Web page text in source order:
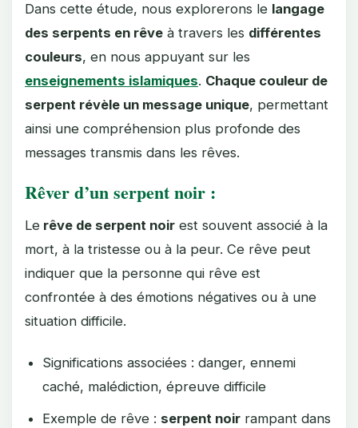
Dans cette étude, nous explorerons le langage
des serpents en rêve à travers les différentes
couleurs, en nous appuyant sur les
enseignements islamiques. Chaque couleur de
serpent révèle un message unique, permettant
ainsi une compréhension plus profonde des
messages transmis dans les rêves.
Rêver d’un serpent noir :
Le rêve de serpent noir est souvent associé à la
mort, à la tristesse ou à la peur. Ce rêve peut
indiquer que la personne qui rêve est
confrontée à des émotions négatives ou à une
situation difficile.
Significations associées : danger, ennemi
caché, malédiction, épreuve difficile
Exemple de rêve : serpent noir rampant dans